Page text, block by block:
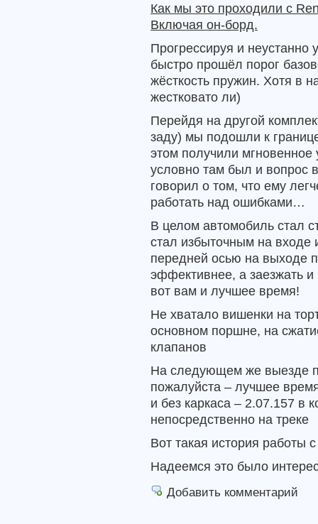
Как мы это проходили с
Включая он-борд.
Прогрессируя и
быстро прошёл порог
жёсткость пружин. Хотя в
жестковато ли)
Перейдя на другой
заду) мы подошли к
этом получили мгновенное
условно там был и вопрос
говорил о том, что ему
работать над ошибками…
В целом автомобиль стал
стал избыточным на входе
передней осью на выходе
эффективнее, а заезжать и
вот вам и лучшее время!
Не хватало вишенки на
основном поршне, на
клапанов
На следующем же выезде
пожалуйста – лучшее
и без каркаса – 2.07.157 в
непосредственно на треке
Вот такая история работы
Надеемся это было
Добавить комментарий